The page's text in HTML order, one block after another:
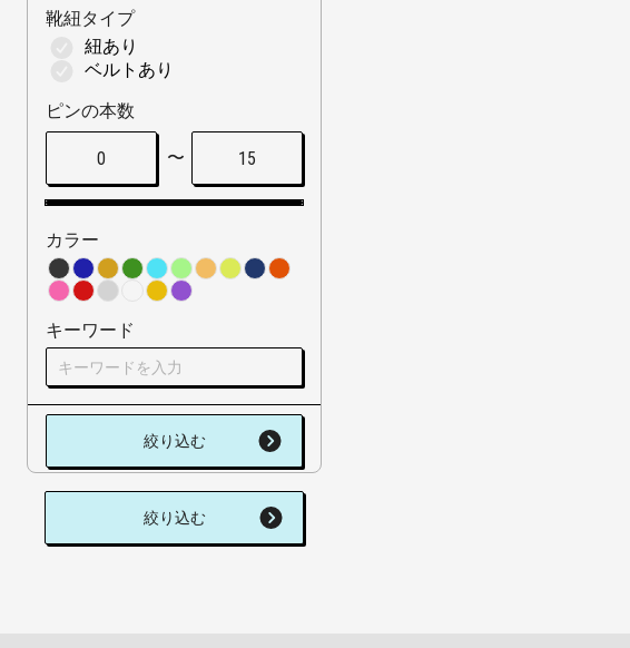
靴紐タイプ
紐あり
ベルトあり
ピンの本数
0 〜 15
カラー
キーワード
絞り込む
絞り込む